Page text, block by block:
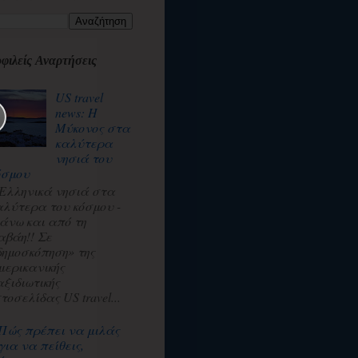
Αναρτήσεις
US travel
news: Η
Μύκονος στα
καλύτερα
νησιά του
Ελληνικά νησιά στα
του κόσμου -
και από τη
Σε
της
US travel...
πρέπει να μιλάς
για να πείθεις,